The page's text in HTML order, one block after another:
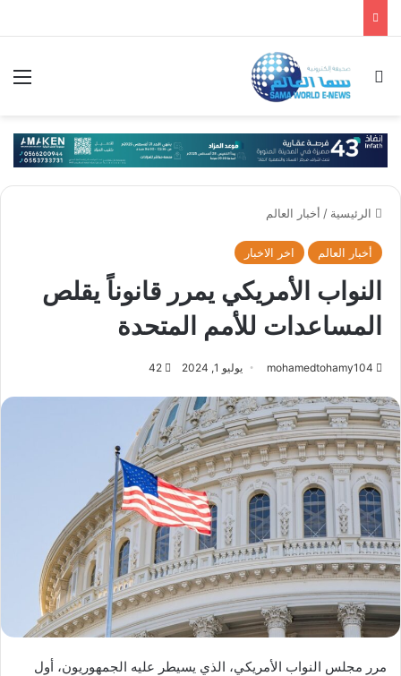
بحث عن
الرئيسية / أخبار العالم
أخبار العالم اخر الاخبار
النواب الأمريكي يمرر قانوناً يقلص
المساعدات للأمم المتحدة
mohamedtohamy104 يوليو 1, 2024 42
مرر مجلس النواب الأمريكي، الذي يسيطر عليه الجمهوريون، أول